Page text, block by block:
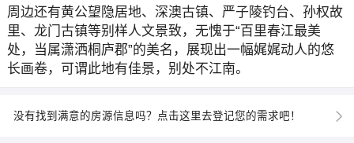
周边还有黄公望隐居地、深澳古镇、严子陵钓台、孙权故
里、龙门古镇等别样人文景致，无愧于“百里春江最美
处，当属潇洒桐庐郡”的美名，展现出一幅娓娓动人的悠
长画卷，可谓此地有佳景，别处不江南。
没有找到满意的房源信息吗？点击这里去登记您的需求吧！